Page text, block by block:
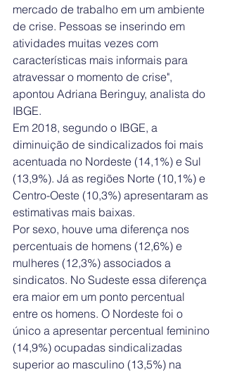
mercado de trabalho em um ambiente
de crise. Pessoas se inserindo em
atividades muitas vezes com
características mais informais para
atravessar o momento de crise",
apontou Adriana Beringuy, analista do
IBGE.
Em 2018, segundo o IBGE, a
diminuição de sindicalizados foi mais
acentuada no Nordeste (14,1%) e Sul
(13,9%). Já as regiões Norte (10,1%) e
Centro-Oeste (10,3%) apresentaram as
estimativas mais baixas.
Por sexo, houve uma diferença nos
percentuais de homens (12,6%) e
mulheres (12,3%) associados a
sindicatos. No Sudeste essa diferença
era maior em um ponto percentual
entre os homens. O Nordeste foi o
único a apresentar percentual feminino
(14,9%) ocupadas sindicalizadas
superior ao masculino (13,5%) na